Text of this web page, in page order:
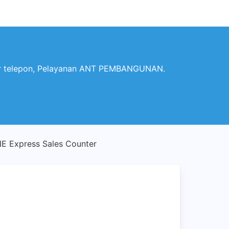
Pelayanan ANT PEMBANGUNAN.
Express Sales Counter